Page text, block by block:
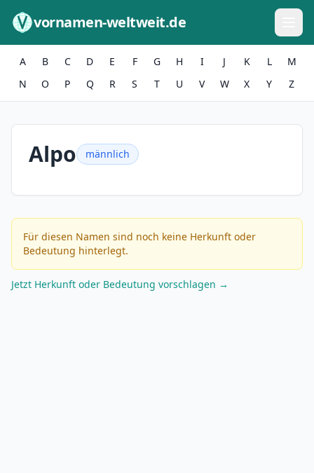
vornamen-weltweit.de
A B C D E F G H I J K L
M
N
O P Q R S T U V W X Y Z
Alpo männlich
Für diesen Namen sind noch keine Herkunft oder
Bedeutung hinterlegt.
Jetzt Herkunft oder Bedeutung vorschlagen →